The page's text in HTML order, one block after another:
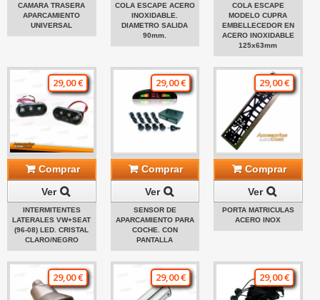
CAMARA TRASERA
APARCAMIENTO
UNIVERSAL
COLA ESCAPE ACERO
INOXIDABLE.
DIAMETRO SALIDA
90mm.
COLA ESCAPE
MODELO CUPRA
EMBELLECEDOR EN
ACERO INOXIDABLE
125x63mm
29,00 €
Comprar
Ver
INTERMITENTES
LATERALES VW+SEAT
(96-08) LED. CRISTAL
CLARO/NEGRO
29,00 €
Comprar
Ver
SENSOR DE
APARCAMIENTO PARA
COCHE. CON
PANTALLA
29,00 €
Comprar
Ver
PORTA MATRICULAS
ACERO INOX
29,00 € 29,00 € 29,00 €